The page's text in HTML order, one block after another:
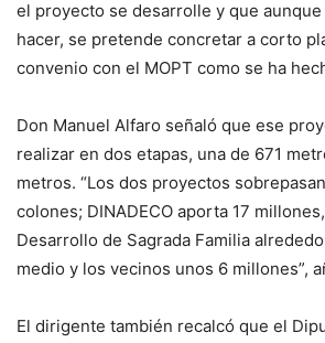
el proyecto se desarrolle y que
hacer, se pretende concretar a corto
convenio con el MOPT como se ha
Don Manuel Alfaro señaló que ese
realizar en dos etapas, una de 671
metros. “Los dos proyectos
colones; DINADECO aporta 17
Desarrollo de Sagrada Familia
medio y los vecinos unos 6 millones”,
El dirigente también recalcó que el